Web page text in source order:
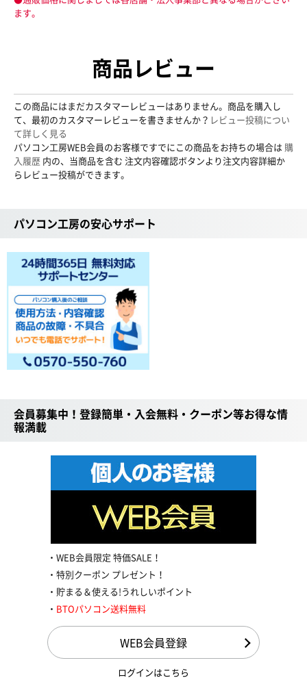
ます。
商品レビュー
この商品にはまだカスタマーレビューはありません。商品を購入し
て、最初のカスタマーレビューを書きませんか？ レビュー投稿につい
て詳しく見る
パソコン工房WEB会員のお客様ですでにこの商品をお持ちの場合は 購
入履歴 内の、当商品を含む 注文内容確認ボタンより注文内容詳細か
らレビュー投稿ができます。
パソコン工房の安心サポート
会員募集中！登録簡単・入会無料・クーポン等お得な情
報満載
WEB会員限定 特価SALE！
特別クーポン プレゼント！
貯まる＆使える!うれしいポイント
BTOパソコン送料無料
WEB会員登録
ログインはこちら